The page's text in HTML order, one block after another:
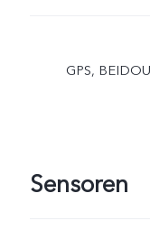
GPS,
Sensoren